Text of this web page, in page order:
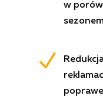
w
N